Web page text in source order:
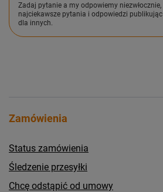
Zadaj pytanie a my odpowiemy niezwłocznie,
najciekawsze pytania i odpowiedzi publikując
dla innych.
Zamówienia
Status zamówienia
Śledzenie przesyłki
Chcę odstąpić od umowy